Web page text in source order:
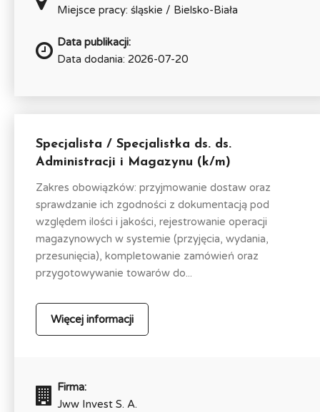
Miejsce pracy: śląskie / Bielsko-Biała
Data publikacji:
Data dodania: 2026-07-20
Specjalista / Specjalistka ds. ds.
Administracji i Magazynu (k/m)
Zakres obowiązków: przyjmowanie dostaw oraz
sprawdzanie ich zgodności z dokumentacją pod
względem ilości i jakości, rejestrowanie operacji
magazynowych w systemie (przyjęcia, wydania,
przesunięcia), kompletowanie zamówień oraz
przygotowywanie towarów do...
Więcej informacji
Firma:
Jww Invest S. A.